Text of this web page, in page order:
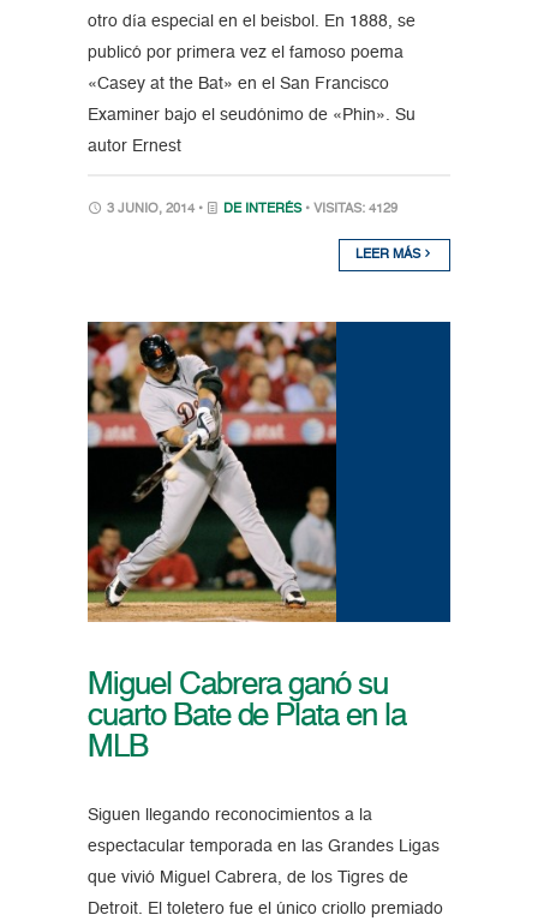
otro día especial en el beisbol. En 1888, se
publicó por primera vez el famoso poema
«Casey at the Bat» en el San Francisco
Examiner bajo el seudónimo de «Phin». Su
autor Ernest
3 JUNIO, 2014 • DE INTERÉS • VISITAS: 4129
LEER MÁS
Miguel Cabrera ganó su
cuarto Bate de Plata en la
MLB
Siguen llegando reconocimientos a la
espectacular temporada en las Grandes Ligas
que vivió Miguel Cabrera, de los Tigres de
Detroit. El toletero fue el único criollo premiado